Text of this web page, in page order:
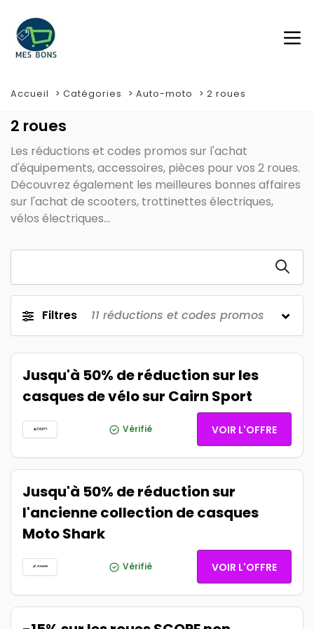
Accueil Catégories Auto-moto 2 roues
2 roues
Les réductions et codes promos sur l'achat
d'équipements, accessoires, pièces pour vos 2 roues.
Découvrez également les meilleures bonnes affaires
sur l'achat de scooters, trottinettes électriques,
vélos électriques...
Filtres 11 réductions et codes promos
Jusqu'à 50% de réduction sur les
casques de vélo sur Cairn Sport
Vérifié VOIR L'OFFRE
Jusqu'à 50% de réduction sur
l'ancienne collection de casques
Moto Shark
Vérifié VOIR L'OFFRE